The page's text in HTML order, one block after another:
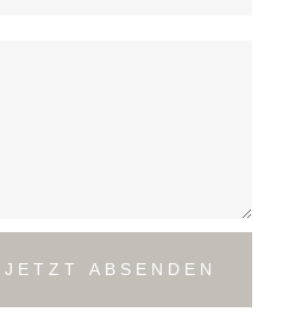
ABSENDEN